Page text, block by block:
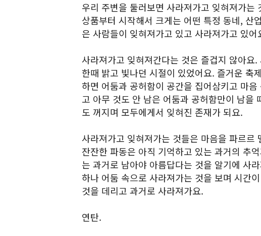
우리 주변을 둘러보면 사라져가고 잊혀져가는
상품부터 시작해서 크게는 어떤 특정 동네, 산
은 사람들이 잊혀져가고 있고 사라져가고 있어
사라져가고 잊혀져간다는 것은 즐겁지 않아요
한때 밝고 빛나던 시절이 있었어요. 즐거운 축
하면 어둠과 공허함이 공간을 집어삼키고 마
고 아무 것도 안 남은 어둠과 공허함만이 남을
도 꺼지며 모두에게서 잊혀진 존재가 되요.
사라져가고 잊혀져가는 것들은 마음을 파르르
잔잔한 파동은 아직 기억하고 있는 과거의 추
는 과거로 남아야 아름답다는 것을 알기에 사
하나 어둠 속으로 사라져가는 것을 보며 시간
것을 데리고 과거로 사라져가요.
연탄.